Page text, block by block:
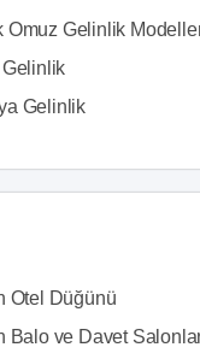
Omuz Gelinlik
Gelinlik
Otel Düğünü
Balo ve Davet